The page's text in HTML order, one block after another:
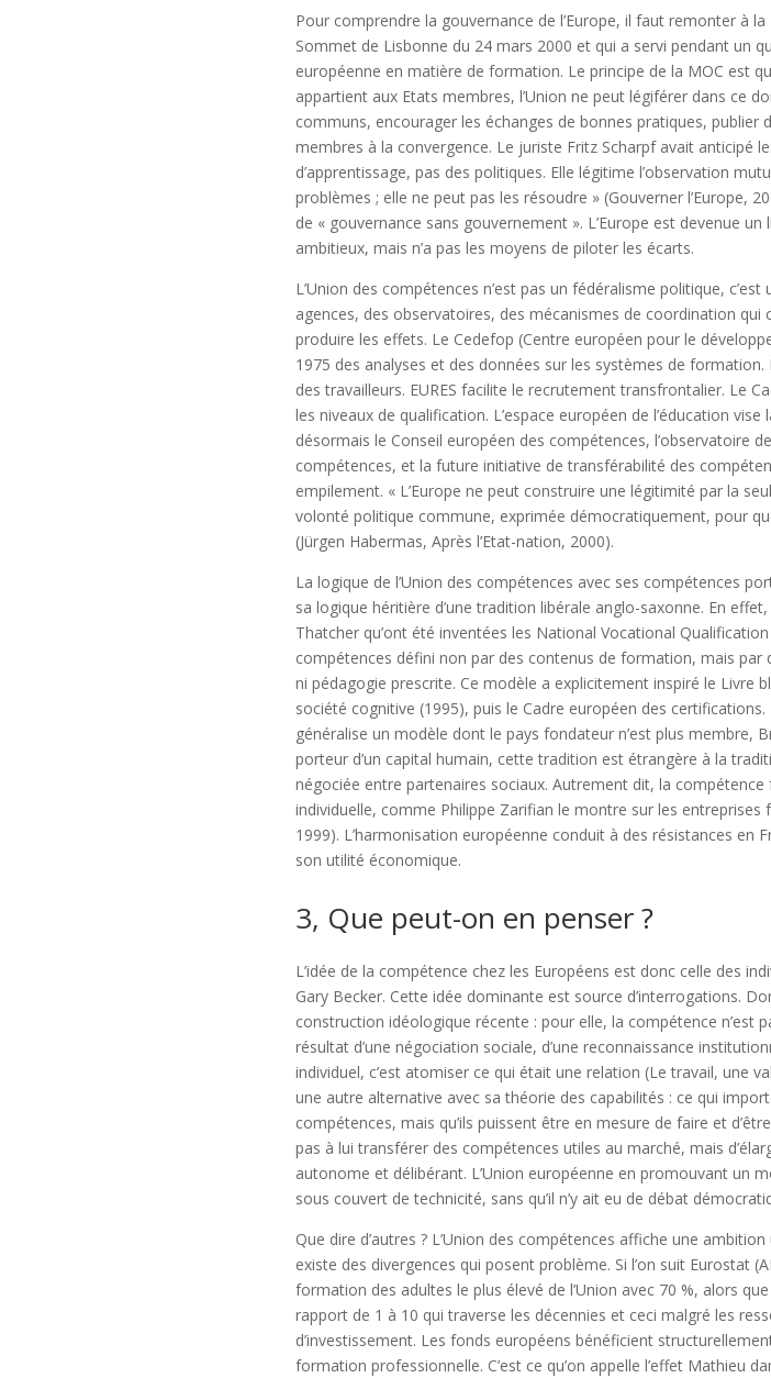
Pour comprendre la gouvernance de l’Europe, il faut remonter à
Sommet de Lisbonne du 24 mars 2000 et qui a servi pendant un
européenne en matière de formation. Le principe de la MOC est
appartient aux Etats membres, l’Union ne peut légiférer dans ce
communs, encourager les échanges de bonnes pratiques,
membres à la convergence. Le juriste Fritz Scharpf avait anticipé
d’apprentissage, pas des politiques. Elle légitime l’observation
problèmes ; elle ne peut pas les résoudre » (Gouverner l’Europe,
de « gouvernance sans gouvernement ». L’Europe est devenue
ambitieux, mais n’a pas les moyens de piloter les écarts.
L’Union des compétences n’est pas un fédéralisme politique,
agences, des observatoires, des mécanismes de coordination qui
produire les effets. Le Cedefop (Centre européen pour le
1975 des analyses et des données sur les systèmes de
des travailleurs. EURES facilite le recrutement transfrontalier. Le
les niveaux de qualification. L’espace européen de l’éducation
désormais le Conseil européen des compétences, l’observatoire
compétences, et la future initiative de transférabilité des
empilement. « L’Europe ne peut construire une légitimité par la
volonté politique commune, exprimée démocratiquement, pour
(Jürgen Habermas, Après l’Etat-nation, 2000).
La logique de l’Union des compétences avec ses compétences
sa logique héritière d’une tradition libérale anglo-saxonne. En
Thatcher qu’ont été inventées les National Vocational
compétences défini non par des contenus de formation, mais
ni pédagogie prescrite. Ce modèle a explicitement inspiré le Livre
société cognitive (1995), puis le Cadre européen des
généralise un modèle dont le pays fondateur n’est plus membre,
porteur d’un capital humain, cette tradition est étrangère à la
négociée entre partenaires sociaux. Autrement dit, la
individuelle, comme Philippe Zarifian le montre sur les
1999). L’harmonisation européenne conduit à des résistances
son utilité économique.
3, Que peut-on en penser ?
L’idée de la compétence chez les Européens est donc celle des
Gary Becker. Cette idée dominante est source d’interrogations.
construction idéologique récente : pour elle, la compétence n’est
résultat d’une négociation sociale, d’une reconnaissance
individuel, c’est atomiser ce qui était une relation (Le travail, une
une autre alternative avec sa théorie des capabilités : ce qui
compétences, mais qu’ils puissent être en mesure de faire et
pas à lui transférer des compétences utiles au marché, mais
autonome et délibérant. L’Union européenne en promouvant un
sous couvert de technicité, sans qu’il n’y ait eu de débat
Que dire d’autres ? L’Union des compétences affiche une
existe des divergences qui posent problème. Si l’on suit Eurostat
formation des adultes le plus élevé de l’Union avec 70 %, alors
rapport de 1 à 10 qui traverse les décennies et ceci malgré les
d’investissement. Les fonds européens bénéficient
formation professionnelle. C’est ce qu’on appelle l’effet Mathieu